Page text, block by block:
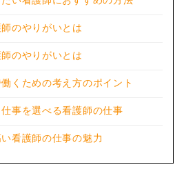
のやりがいとは
のやりがいとは
くための考え方のポイント
事を選べる看護師の仕事
看護師の仕事の魅力